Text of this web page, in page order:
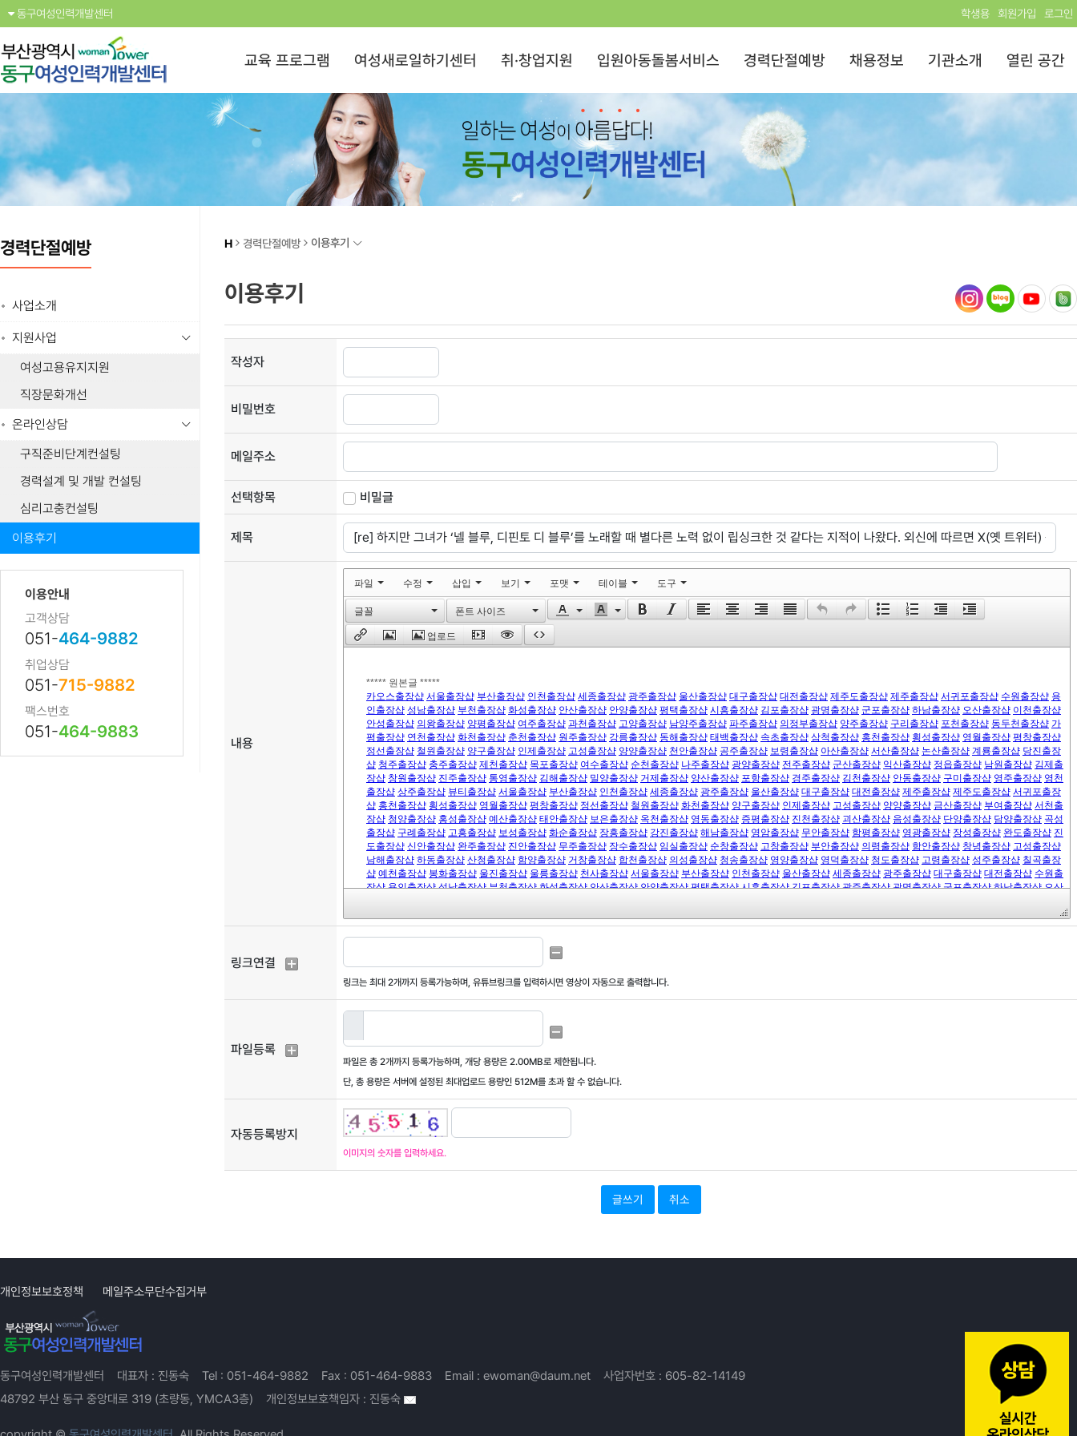
동구여성인력개발센터 학생용 회원가입 로그인
교육 프로그램 여성새로일하기센터 취·창업지원 입원아동돌봄서비스 경력단절예방 채용정보 기관소개 열린 공간
경력단절예방
사업소개
지원사업
여성고용유지지원
직장문화개선
온라인상담
구직준비단계컨설팅
경력설계 및 개발 컨설팅
심리고충컨설팅
이용후기
이용안내
고객상담
051-464-9882
취업상담
051-715-9882
팩스번호
051-464-9883
H 경력단절예방 이용후기
이용후기
작성자
비밀번호
메일주소
선택항목 비밀글
제목
내용
파일 수정 삽입 보기 포맷 테이블 도구
글꼴
폰트 사이즈
업로드
링크연결
링크는 최대 2개까지 등록가능하며, 유튜브링크를 입력하시면 영상이 자동으로 출력합니다.
파일등록
파일은 총 2개까지 등록가능하며, 개당 용량은 2.00MB로 제한됩니다.
단, 총 용량은 서버에 설정된 최대업로드 용량인 512M를 초과 할 수 없습니다.
자동등록방지
이미지의 숫자를 입력하세요.
취소
개인정보보호정책 메일주소무단수집거부
동구여성인력개발센터 대표자 : 진동숙 Tel : 051-464-9882 Fax : 051-464-9883 Email : ewoman@daum.net 사업자번호 : 605-82-14149
48792 부산 동구 중앙대로 319 (초량동, YMCA3층)
개인정보보호책임자 : 진동숙